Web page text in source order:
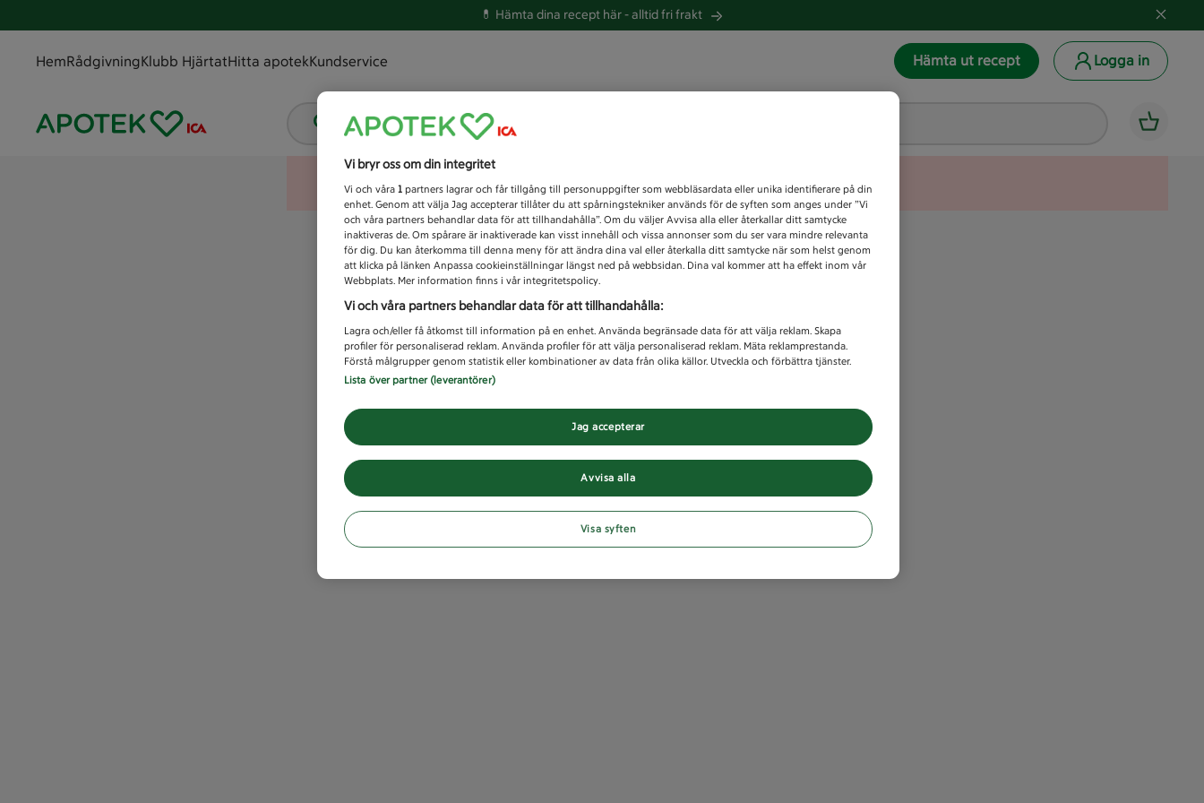
💊 Hämta dina recept här -alltid fri frakt
HemRådgivningKlubb HjärtatHitta apotekKundservice Hämta ut recept Logga in
Vad letar du efter idag?
Unknown error
Vi bryr oss om din integritet
Vi och våra 1 partners lagrar och får tillgång till personuppgifter som webbläsardata eller unika identifierare på din
enhet. Genom att välja Jag accepterar tillåter du att spårningstekniker används för de syften som anges under ”Vi
och våra partners behandlar data för att tillhandahålla”. Om du väljer Avvisa alla eller återkallar ditt samtycke
inaktiveras de. Om spårare är inaktiverade kan visst innehåll och vissa annonser som du ser vara mindre relevanta
för dig. Du kan återkomma till denna meny för att ändra dina val eller återkalla ditt samtycke när som helst genom
att klicka på länken Anpassa cookieinställningar längst ned på webbsidan. Dina val kommer att ha effekt inom vår
Webbplats. Mer information finns i vår integritetspolicy.
Vi och våra partners behandlar data för att tillhandahålla:
Lagra och/eller få åtkomst till information på en enhet. Använda begränsade data för att välja reklam. Skapa
profiler för personaliserad reklam. Använda profiler för att välja personaliserad reklam. Mäta reklamprestanda.
Förstå målgrupper genom statistik eller kombinationer av data från olika källor. Utveckla och förbättra tjänster.
Lista över partner (leverantörer)
Avvisa alla
Jag accepterar
Visa syften